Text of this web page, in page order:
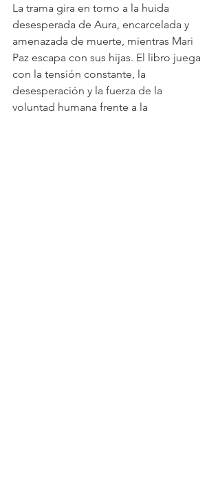
La trama gira en torno a la huida
desesperada de Aura, encarcelada y
amenazada de muerte, mientras Mari
Paz escapa con sus hijas. El libro juega
con la tensión constante, la
desesperación y la fuerza de la
voluntad humana frente a la